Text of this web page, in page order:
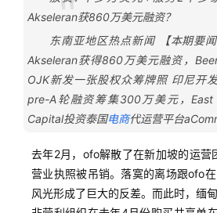
Akseleran获860万美元融资？
东南亚地区热点新闻 【本期要
Akseleran获得860万美元融资，
OJK新发一张股权众筹牌照 印尼开
pre-A轮融资筹集300万美元，East
Capital投资泰国电商代运营平台
去年2月，ofo解散了在新加坡的运营
营业执照被吊销。落寞的离场跟ofo
风光形成了巨大的反差。而此时，缅